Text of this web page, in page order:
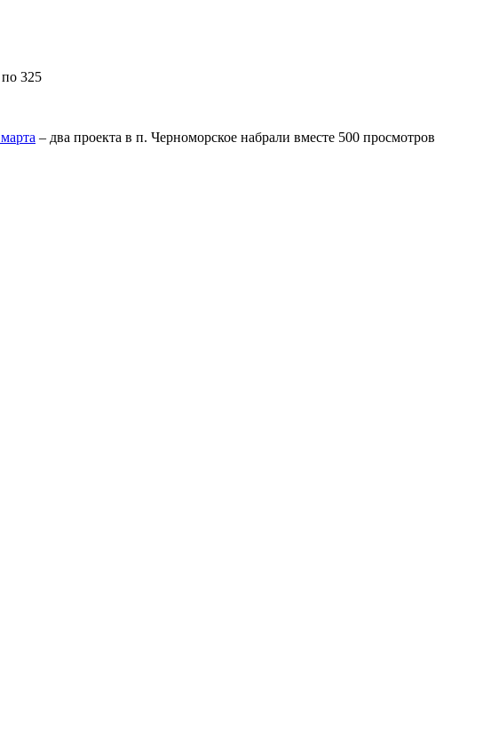
325
– два проекта в п. Черноморское набрали вместе 500 просмотров